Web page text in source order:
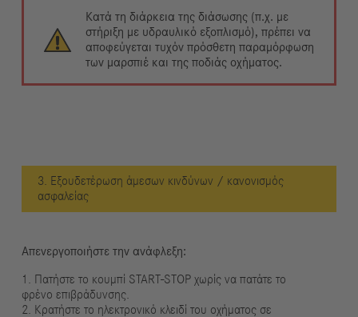
Κατά τη διάρκεια της διάσωσης (π.χ. με
στήριξη με υδραυλικό εξοπλισμό), πρέπει να
αποφεύγεται τυχόν πρόσθετη παραμόρφωση
των μαρσπιέ και της ποδιάς οχήματος.
3. Εξουδετέρωση άμεσων κινδύνων / κανονισμός
ασφαλείας
Απενεργοποιήστε την ανάφλεξη:
1. Πατήστε το κουμπί START-STOP χωρίς να πατάτε το
φρένο επιβράδυνσης.
2. Κρατήστε το ηλεκτρονικό κλειδί του οχήματος σε